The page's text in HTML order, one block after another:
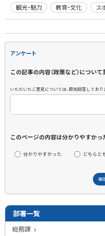
観光・魅力
教育・文化 ス
アンケート
この記事の内容（政策など）につい
いただいたご意見については、原則回答してお
このページの内容は分かりやすかっ
分かりやすかった どちらと
部署一覧
総務課